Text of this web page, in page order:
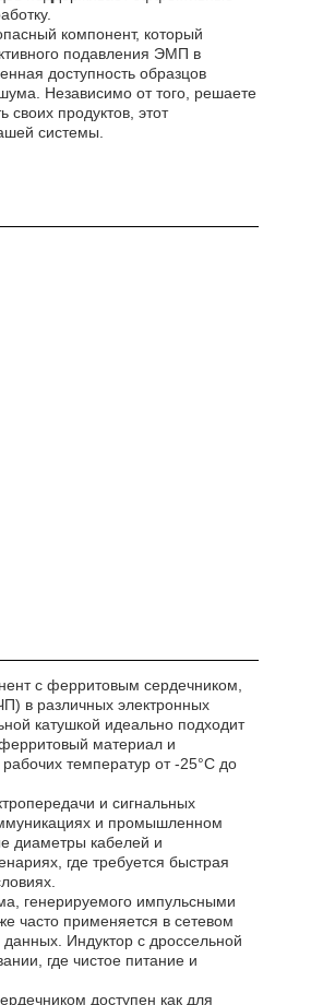
компонент, который
подавления ЭМП в
доступность образцов
Независимо от того, решаете
продуктов, этот
системы.
с ферритовым сердечником,
в различных электронных
катушкой идеально подходит
ферритовый материал и
температур от -25°C до
и сигнальных
и промышленном
диаметры кабелей и
где требуется быстрая
генерируемого импульсными
часто применяется в сетевом
Индуктор с дроссельной
где чистое питание и
доступен как для